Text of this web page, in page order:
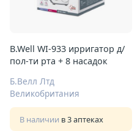
B.Well WI-933 ирригатор д/
пол-ти рта + 8 насадок
Б.Велл Лтд
Великобритания
В наличии в 3 аптеках